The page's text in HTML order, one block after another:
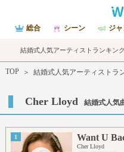
総合 シーン ジ
結婚式人気アーティストランキン
TOP ＞ 結婚式人気アーティストラ
Cher Lloyd 結婚式人気
1 Want U
Cher Lloyd